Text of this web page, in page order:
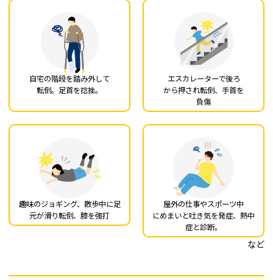
自宅の階段を踏み外して
転倒。足首を捻挫。
エスカレーターで後ろ
から押され転倒、手首を
負傷
趣味のジョギング、散歩中に足
元が滑り転倒、膝を強打
屋外の仕事やスポーツ中
にめまいと吐き気を発症、 熱中
症と診断。
など